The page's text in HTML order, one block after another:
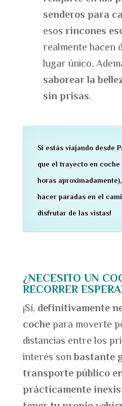
senderos para
esosrincones
realmente hacen
lugar único.
saborear la
sin prisas.
Si estás viajando desde
que el trayecto en
horas
hacer paradas en el
disfrutar de las vistas!
¿NECESITO UN
RECORRER
¡Sí, definitivamente
cochepara moverte
distancias entre los
interés sonbastante
transporte público
prácticamente